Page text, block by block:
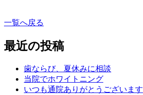
一覧へ戻る
最近の投稿
歯ならび、夏休みに相談
当院でホワイトニング
いつも通院ありがとうございます